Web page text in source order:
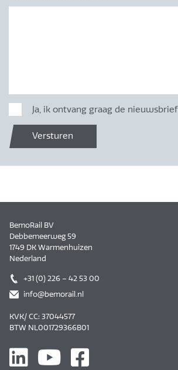
Ja, ik ontvang graag de nieuwsbrief
Versturen
BemoRail BV
Debbemeerweg 59
1749 DK Warmenhuizen
Nederland
+31 (0) 226 – 42 53 00
info@bemorail.nl
KVK/ CC: 37044577
BTW NL001729366B01